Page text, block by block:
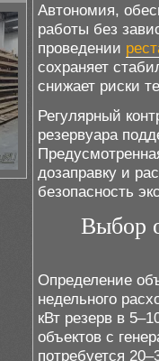
Автономия,
работы без
проведении
сохраняет
снижает риски
Регулярный
резервуара
дозаправку и
безопасность
Выбор
Определение
недельного
кВт резерв в
объектов с
потребуется